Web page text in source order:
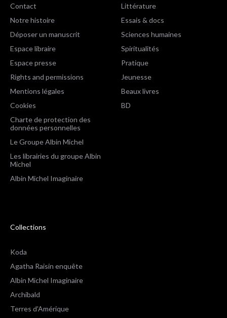
Contact
Notre histoire
Déposer un manuscrit
Espace libraire
Espace presse
Rights and permissions
Mentions légales
Cookies
Charte de protection des
données personnelles
Le Groupe Albin Michel
Les librairies du groupe Albin
Michel
Albin Michel Imaginaire
Littérature
Essais & docs
Sciences humaines
Spiritualités
Pratique
Jeunesse
Beaux livres
BD
Collections
Koda
Agatha Raisin enquête
Albin Michel Imaginaire
Archibald
Terres d'Amérique